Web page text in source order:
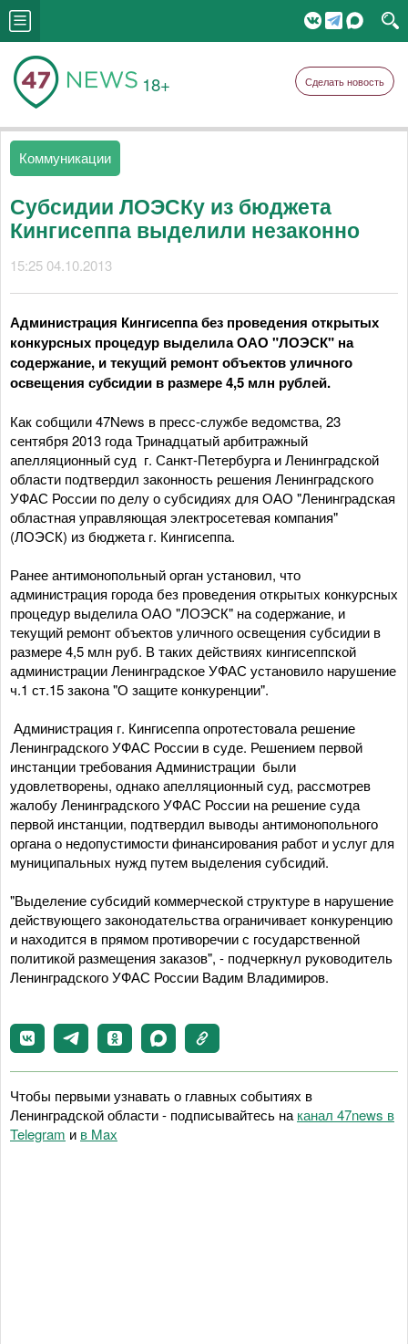
18+ Сделать новость
Коммуникации
Субсидии ЛОЭСКу из бюджета
Кингисеппа выделили незаконно
15:25 04.10.2013
Администрация Кингисеппа без проведения открытых
конкурсных процедур выделила ОАО "ЛОЭСК" на
содержание, и текущий ремонт объектов уличного
освещения субсидии в размере 4,5 млн рублей.
Как собщили 47News в пресс-службе ведомства, 23
сентября 2013 года Тринадцатый арбитражный
апелляционный суд г. Санкт-Петербурга и Ленинградской
области подтвердил законность решения Ленинградского
УФАС России по делу о субсидиях для ОАО "Ленинградская
областная управляющая электросетевая компания"
(ЛОЭСК) из бюджета г. Кингисеппа.
Ранее антимонопольный орган установил, что
администрация города без проведения открытых конкурсных
процедур выделила ОАО "ЛОЭСК" на содержание, и
текущий ремонт объектов уличного освещения субсидии в
размере 4,5 млн руб. В таких действиях кингисеппской
администрации Ленинградское УФАС установило нарушение
ч.1 ст.15 закона "О защите конкуренции".
Администрация г. Кингисеппа опротестовала решение
Ленинградского УФАС России в суде. Решением первой
инстанции требования Администрации были
удовлетворены, однако апелляционный суд, рассмотрев
жалобу Ленинградского УФАС России на решение суда
первой инстанции, подтвердил выводы антимонопольного
органа о недопустимости финансирования работ и услуг для
муниципальных нужд путем выделения субсидий.
"Выделение субсидий коммерческой структуре в нарушение
действующего законодательства ограничивает конкуренцию
и находится в прямом противоречии с государственной
политикой размещения заказов", - подчеркнул руководитель
Ленинградского УФАС России Вадим Владимиров.
Чтобы первыми узнавать о главных событиях в
Ленинградской области - подписывайтесь на канал 47news в
Telegram и в Maх